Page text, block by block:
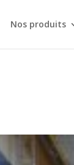
Nos produits